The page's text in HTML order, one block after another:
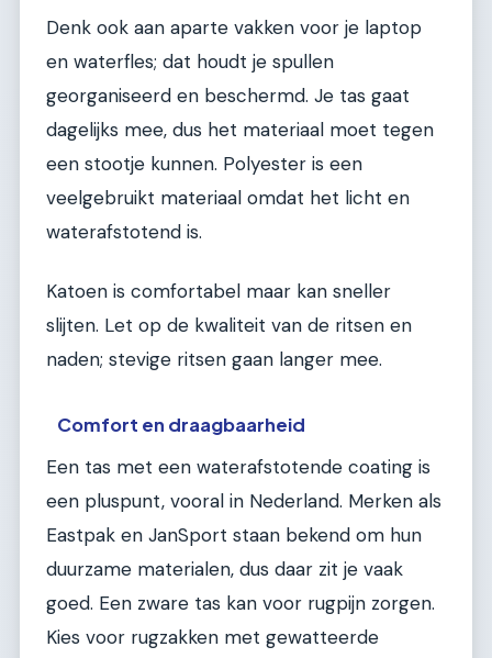
Denk ook aan aparte vakken voor je laptop
en waterfles; dat houdt je spullen
georganiseerd en beschermd. Je tas gaat
dagelijks mee, dus het materiaal moet tegen
een stootje kunnen. Polyester is een
veelgebruikt materiaal omdat het licht en
waterafstotend is.
Katoen is comfortabel maar kan sneller
slijten. Let op de kwaliteit van de ritsen en
naden; stevige ritsen gaan langer mee.
Comfort en draagbaarheid
Een tas met een waterafstotende coating is
een pluspunt, vooral in Nederland. Merken als
Eastpak en JanSport staan bekend om hun
duurzame materialen, dus daar zit je vaak
goed. Een zware tas kan voor rugpijn zorgen.
Kies voor rugzakken met gewatteerde